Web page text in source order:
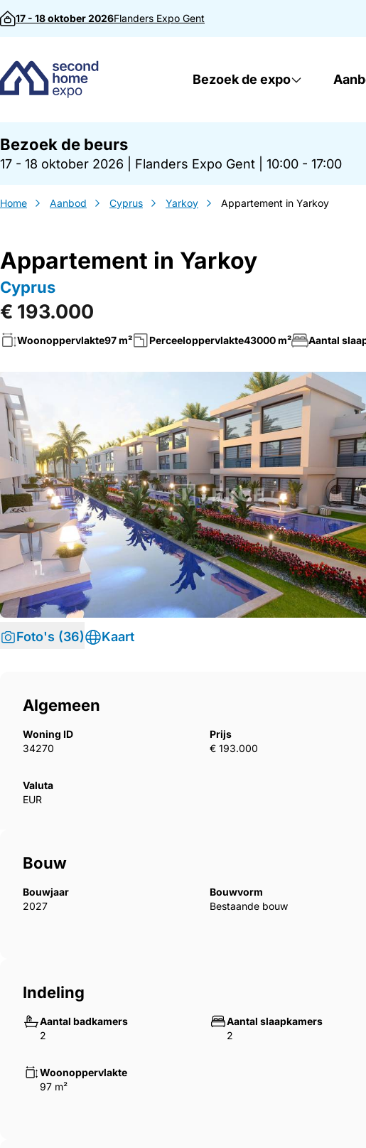
Direct naar inhoud
17 - 18 oktober 2026Flanders Expo Gent
Bezoek de expo
Bezoek de beurs
17 - 18 oktober 2026 Flanders Expo Gent 10:00 - 17:00
Home Aanbod Cyprus Yarkoy Appartement in Yarkoy
Appartement in Yarkoy
Cyprus
€ 193.000
Woonoppervlakte97 m² Perceeloppervlakte43000 m² Aantal
Foto's (36) Kaart
Algemeen
Woning ID
34270
Prijs
€ 193.000
Valuta
EUR
Bouw
Bouwjaar
2027
Bouwvorm
Bestaande bouw
Indeling
Aantal badkamers
2
Aantal slaapkamers
2
Woonoppervlakte
97 m²